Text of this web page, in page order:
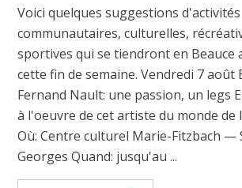
Voici quelques suggestions d'activités
communautaires, culturelles,
sportives qui se tiendront en Beauce
cette fin de semaine. Vendredi 7 août
Fernand Nault: une passion, un legs
à l'oeuvre de cet artiste du monde de
Où: Centre culturel Marie-Fitzbach —
Georges Quand: jusqu'au ...